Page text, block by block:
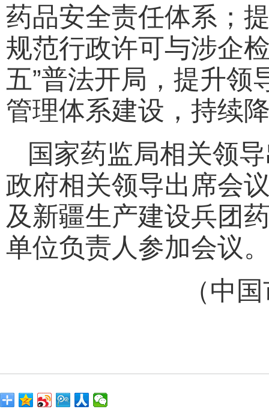
药品安全责任体系；
规范行政许可与涉企
五”普法开局，提升领
管理体系建设，持续
国家药监局相关领
政府相关领导出席会
及新疆生产建设兵团
单位负责人参加会议
（中